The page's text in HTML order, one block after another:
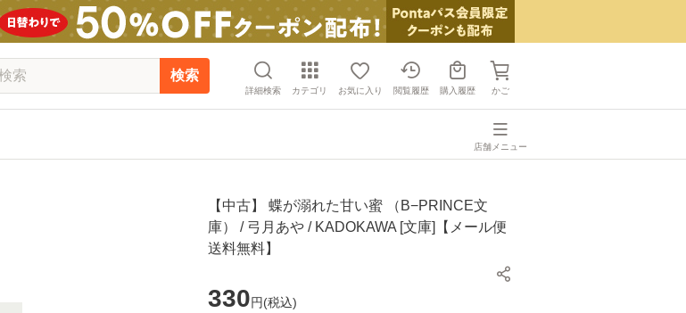
検索
詳細検索 カテゴリ お気に入り 閲覧履歴 購入履歴 かご
店舗メニュー
【中古】 蝶が溺れた甘い蜜 （B−PRINCE文
庫） / 弓月あや / KADOKAWA [文庫]【メール便
送料無料】
330円(税込)